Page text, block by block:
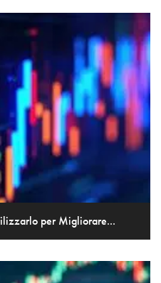
per Migliorare...